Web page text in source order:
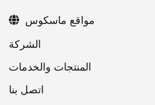
اتصل بنا
مواقع ماسكوس